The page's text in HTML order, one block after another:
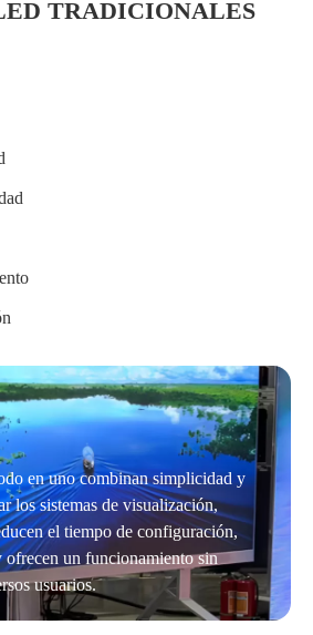
TRADICIONALES
en uno combinan simplicidad y
los sistemas de visualización,
el tiempo de configuración,
ofrecen un funcionamiento sin
usuarios.